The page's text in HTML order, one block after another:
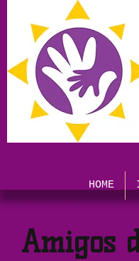
Amigos
HOME